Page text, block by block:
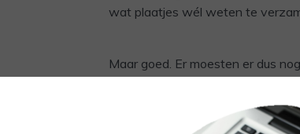
wat plaatjes wél weten te
Maar goed. Er moesten er dus
maar daardoor was haar
over. Dus een misschien zou het